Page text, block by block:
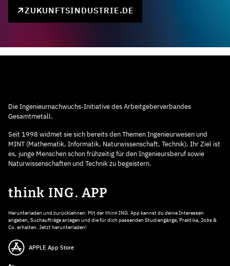
ZUKUNFTSINDUSTRIE.DE
Die Ingenieurnachwuchs-Initiative des Arbeitgeberverbandes
Gesamtmetall.
Seit 1998 widmet sie sich bereits den Themen Ingenieurwesen und
MINT (Mathematik, Informatik, Naturwissenschaft, Technik). Ihr Ziel ist
es, junge Menschen schon frühzeitig für den Ingenieursberuf sowie
Naturwissenschaften und Technik zu begeistern.
think ING. APP
Herunterladen und zurücklehnen: Mit der think ING. App kannst du deine Interessen
angeben, Suchaufträge anlegen und die für dich passenden Studiengänge, Praktika, Jobs &
Co. erhalten. Jetzt herunterladen!
APPLE App Store